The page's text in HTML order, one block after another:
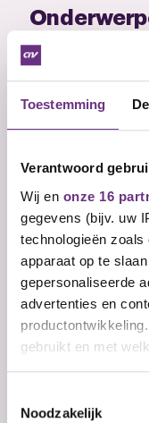
Toestemming
Verantwoord
Wij en onze 16
gegevens (bijv. uw
technologieën
apparaat op te
gepersonaliseerde
advertenties en
gebruikt en met
Informatie
Noodzakelijk
Hoeveel geld
minimaal recht
Zeggenschap
te denken en